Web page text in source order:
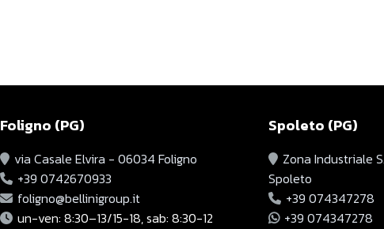
Foligno (PG)
via Casale Elvira - 06034 Foligno
+39 0742670933
foligno@bellinigroup.it
un-ven: 8:30–13/15-18, sab: 8:30-12
Spoleto (PG)
Zona Industriale
Spoleto
+39 074347278
+39 074347278